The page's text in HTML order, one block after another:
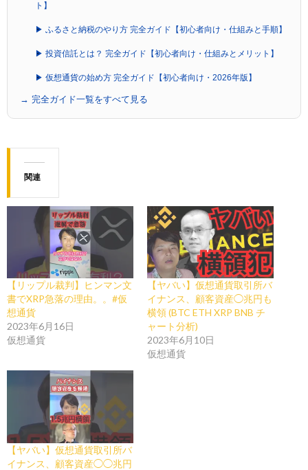
ト】
▶ ふるさと納税のやり方 完全ガイド【初心者向け・仕組みと手順】
▶ 投資信託とは？ 完全ガイド【初心者向け・仕組みとメリット】
▶ 仮想通貨の始め方 完全ガイド【初心者向け・2026年版】
→ 完全ガイド一覧をすべて見る
関連
【リップル裁判】ヒンマン文
書でXRP急落の理由。。#仮
想通貨
2023年6月16日
仮想通貨
【ヤバい】仮想通貨取引所バ
イナンス、顧客資産◯兆円も
横領 (BTC ETH XRP BNB チ
ャート分析)
2023年6月10日
仮想通貨
【ヤバい】仮想通貨取引所バ
イナンス、顧客資産◯◯兆円